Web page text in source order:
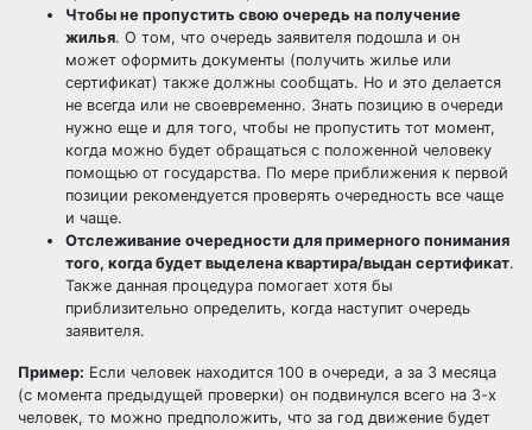
Чтобы не пропустить свою очередь на получение
жилья. О том, что очередь заявителя подошла и он
может оформить документы (получить жилье или
сертификат) также должны сообщать. Но и это делается
не всегда или не своевременно. Знать позицию в очереди
нужно еще и для того, чтобы не пропустить тот момент,
когда можно будет обращаться с положенной человеку
помощью от государства. По мере приближения к первой
позиции рекомендуется проверять очередность все чаще
и чаще.
Отслеживание очередности для примерного понимания
того, когда будет выделена квартира/выдан сертификат.
Также данная процедура помогает хотя бы
приблизительно определить, когда наступит очередь
заявителя.
Пример: Если человек находится 100 в очереди, а за 3 месяца
(с момента предыдущей проверки) он подвинулся всего на 3-х
человек, то можно предположить, что за год движение будет